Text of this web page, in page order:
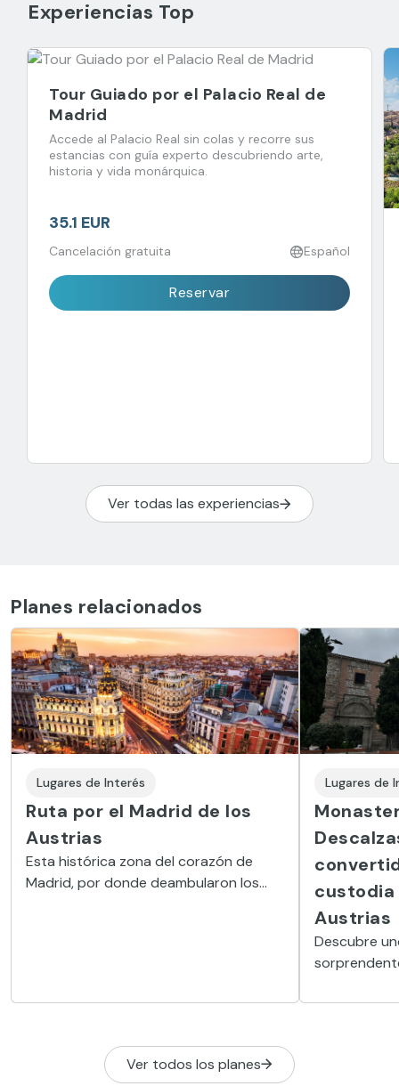
Experiencias Top
Tour Guiado por el Palacio Real de
Madrid
Accede al Palacio Real sin colas y recorre sus
estancias con guía experto descubriendo arte,
historia y vida monárquica.
35.1 EUR
Cancelación gratuita Español
Reservar
Ver todas las experiencias
Planes relacionados
Lugares de Interés
Ruta por el Madrid de los
Austrias
Esta histórica zona del corazón de
Madrid, por donde deambularon los
Lugares de
custodia
Austrias
Descubre
que guarda
Ver todos los planes